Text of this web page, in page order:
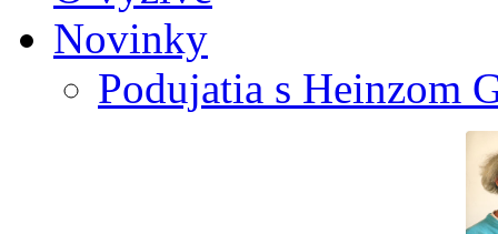
Novinky
Podujatia s Heinzom